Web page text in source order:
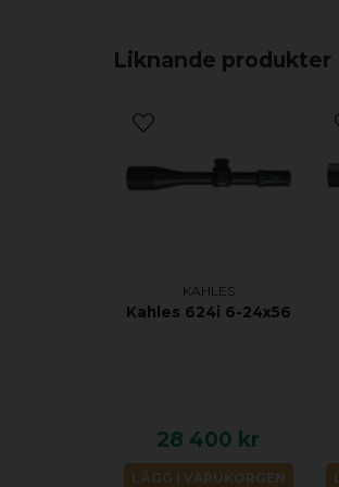
Liknande produkter
KAHLES
Kahles 624i 6-24x56
28 400 kr
LÄGG I VARUKORGEN